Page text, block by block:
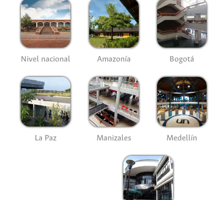
Nivel nacional Amazonía Bogotá
La Paz Manizales Medellín